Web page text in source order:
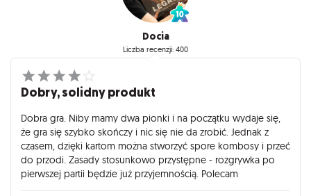
Docia
Liczba recenzji: 400
Dobry, solidny produkt
Dobra gra. Niby mamy dwa pionki i na początku wydaje się,
że gra się szybko skończy i nic się nie da zrobić. Jednak z
czasem, dzięki kartom można stworzyć spore kombosy i przeć
do przodi. Zasady stosunkowo przystępne - rozgrywka po
pierwszej partii będzie już przyjemnością. Polecam